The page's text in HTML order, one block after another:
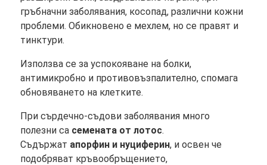
гръбначни заболявания, косопад, различни кожни
проблеми. Обикновено е мехлем, но се правят и
тинктури.
Използва се за успокояване на болки,
антимикробно и противовъзпалително, спомага
обновяването на клетките.
При сърдечно-съдови заболявания много
полезни са семената от лотос.
Съдържат апорфин и нуциферин, и освен че
подобряват кръвообръщението,